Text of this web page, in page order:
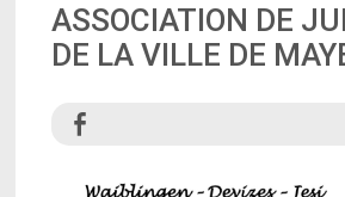
ASSOCIATION DE
DE LA VILLE DE